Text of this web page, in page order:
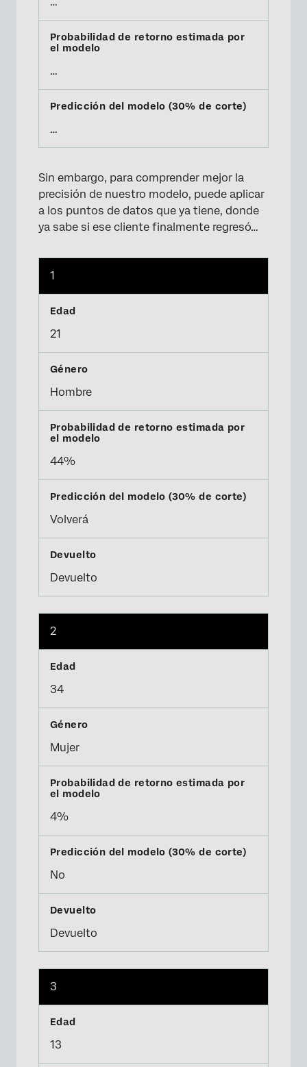
…
…
Sin embargo, para comprender mejor la
precisión de nuestro modelo, puede aplicar
a los puntos de datos que ya tiene, donde
ya sabe si ese cliente finalmente regresó…
1
21
Hombre
44%
Volverá
Devuelto
2
34
Mujer
4%
No
Devuelto
3
13